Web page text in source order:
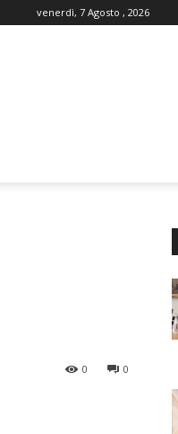
venerdì, 7 Agosto , 2026
0
0